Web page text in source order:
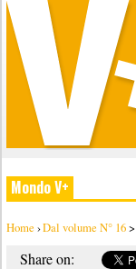
Mondo V+
Home ›Dal volume N° 16>
Share on: